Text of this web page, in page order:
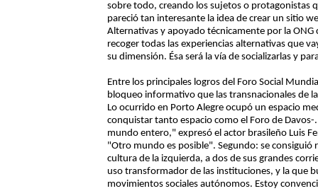
sobre todo, creando los sujetos o protagonistas
pareció tan interesante la idea de crear un sitio
Alternativas y apoyado técnicamente por la
recoger todas las experiencias alternativas que
su dimensión. Ésa será la vía de socializarlas y
Entre los principales logros del Foro Social
bloqueo informativo que las transnacionales de
Lo ocurrido en Porto Alegre ocupó un espacio
conquistar tanto espacio como el Foro de
mundo entero," expresó el actor brasileño Luis
"Otro mundo es posible". Segundo: se consiguió
cultura de la izquierda, a dos de sus grandes
uso transformador de las instituciones, y la que
movimientos sociales autónomos. Estoy